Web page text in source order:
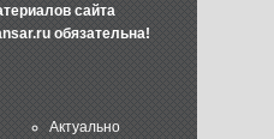
сайта
обязательна!
Актуально